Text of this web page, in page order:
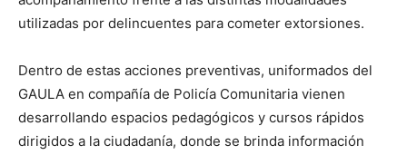
utilizadas por delincuentes para cometer extorsiones.
Dentro de estas acciones preventivas, uniformados del
GAULA en compañía de Policía Comunitaria vienen
desarrollando espacios pedagógicos y cursos rápidos
dirigidos a la ciudadanía, donde se brinda información